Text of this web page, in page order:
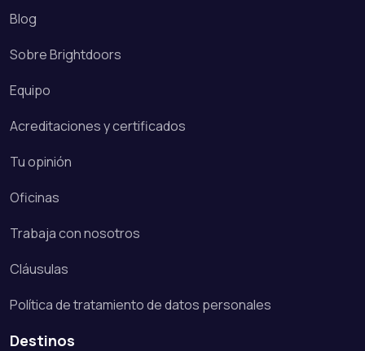
Blog
Sobre Brightdoors
Equipo
Acreditaciones y certificados
Tu opinión
Oficinas
Trabaja con nosotros
Cláusulas
Política de tratamiento de datos personales
Destinos